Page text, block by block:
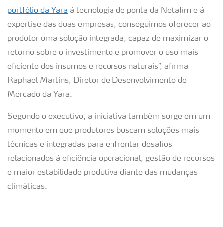
portfólio da Yara à tecnologia de ponta da Netafim e à
expertise das duas empresas, conseguimos oferecer ao
produtor uma solução integrada, capaz de maximizar o
retorno sobre o investimento e promover o uso mais
eficiente dos insumos e recursos naturais”, afirma
Raphael Martins, Diretor de Desenvolvimento de
Mercado da Yara.
Segundo o executivo, a iniciativa também surge em um
momento em que produtores buscam soluções mais
técnicas e integradas para enfrentar desafios
relacionados à eficiência operacional, gestão de recursos
e maior estabilidade produtiva diante das mudanças
climáticas.